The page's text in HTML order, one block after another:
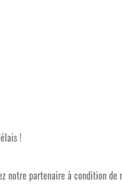
!
notre partenaire à condition